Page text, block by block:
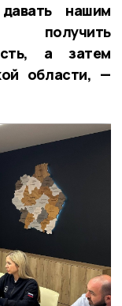
нашим
получить
а затем
области, —